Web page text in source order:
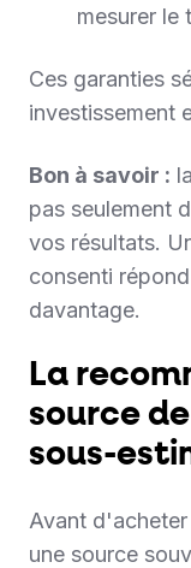
mesurer le
Ces garanties
investissement
Bon à savoir :
pas seulement
vos résultats.
consenti
davantage.
La
source
sous-
Avant
une source